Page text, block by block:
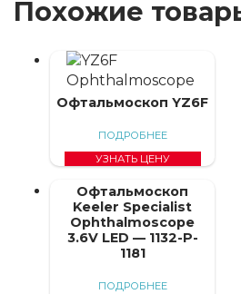
Похожие
Офтальмоскоп YZ6F
ПОДРОБНЕЕ
УЗНАТЬ ЦЕНУ
Офтальмоскоп
Keeler Specialist
Ophthalmoscope
3.6V LED — 1132-P-
1181
ПОДРОБНЕЕ